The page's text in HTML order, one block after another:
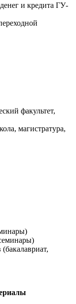
и кредита ГУ-
факультет,
магистратура,